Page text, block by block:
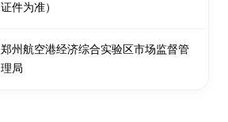
证件为准）
郑州航空港经济综合实验区市场监督管
理局